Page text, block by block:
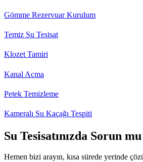
Gömme Rezervuar Kurulum
Temiz Su Tesisat
Klozet Tamiri
Kanal Açma
Petek Temizleme
Kameralı Su Kaçağı Tespiti
Su Tesisatınızda Sorun
Hemen bizi arayın, kısa sürede yerinde